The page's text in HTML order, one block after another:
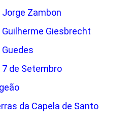
Zambon
Giesbrecht
de Setembro
da Capela de Santo